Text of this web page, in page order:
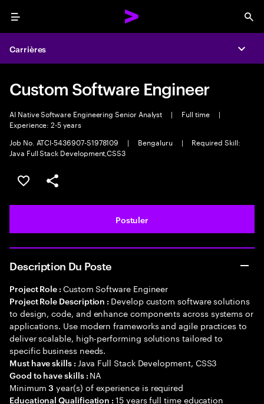
Menu
Carrières
Custom Software Engineer
AI Native Software Engineering Senior Analyst | Full time
|
Experience: 2-5 years
Job No. ATCI-5436907-S1978109
| Bengaluru |
Required Skill:
Java Full Stack Development,CSS3
Sélectionner pour enregistrer l'annonce
PARTAGER
Postuler
Description Du Poste
Project Role : Custom Software Engineer
Project Role Description : Develop custom software solutions
to design, code, and enhance components across systems or
applications. Use modern frameworks and agile practices to
deliver scalable, high-performing solutions tailored to
specific business needs.
Must have skills : Java Full Stack Development, CSS3
Good to have skills : NA
Minimum3 year(s) of experience is required
Educational Qualification :15 years full time education